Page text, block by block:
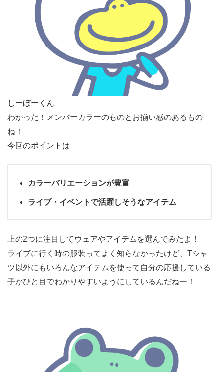
しーぼーくん
わかった！メンバーカラーのものとお揃い感のあるもの
ね！
今回のポイントは
カラーバリエーションが豊富
ライブ・イベントで活躍しそうなアイテム
上の2つに注目してウェアやアイテムを選んでみたよ！
ライブに行く時の服装ってよく知らなかったけど、Tシャ
ツ以外にもいろんなアイテムを使って自分の応援している
子がひと目でわかりやすいようにしているんだねー！